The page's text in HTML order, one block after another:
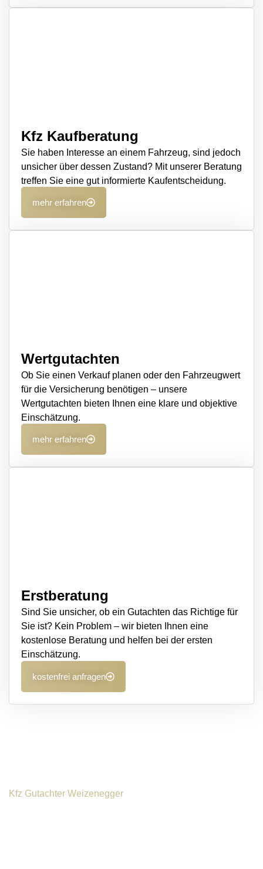
Kfz Kaufberatung
Sie haben Interesse an einem Fahrzeug, sind jedoch
unsicher über dessen Zustand? Mit unserer Beratung
treffen Sie eine gut informierte Kaufentscheidung.
mehr erfahren
Wertgutachten
Ob Sie einen Verkauf planen oder den Fahrzeugwert
für die Versicherung benötigen – unsere
Wertgutachten bieten Ihnen eine klare und objektive
Einschätzung.
mehr erfahren
Erstberatung
Sind Sie unsicher, ob ein Gutachten das Richtige für
Sie ist? Kein Problem – wir bieten Ihnen eine
kostenlose Beratung und helfen bei der ersten
Einschätzung.
kostenfrei anfragen
Kfz Gutachter Weizenegger